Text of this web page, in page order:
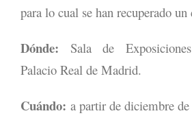
para lo cual se han recuperado un
Dónde: Sala de
Palacio Real de Madrid.
Cuándo: a partir de diciembre de